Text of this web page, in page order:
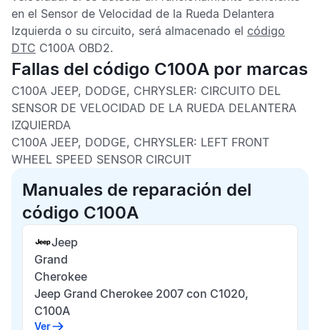
en el Sensor de Velocidad de la Rueda Delantera
Izquierda o su circuito, será almacenado el código
DTC C100A OBD2.
Fallas del código C100A por marcas
C100A JEEP, DODGE, CHRYSLER: CIRCUITO DEL
SENSOR DE VELOCIDAD DE LA RUEDA DELANTERA
IZQUIERDA
C100A JEEP, DODGE, CHRYSLER: LEFT FRONT
WHEEL SPEED SENSOR CIRCUIT
Manuales de reparación del
código C100A
Jeep
Grand
Cherokee
Jeep Grand Cherokee 2007 con C1020,
C100A
Ver